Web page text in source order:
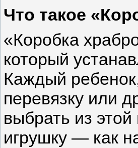
Что такое
«Коробка
который
Каждый
перевязку или
выбрать из
игрушку — как